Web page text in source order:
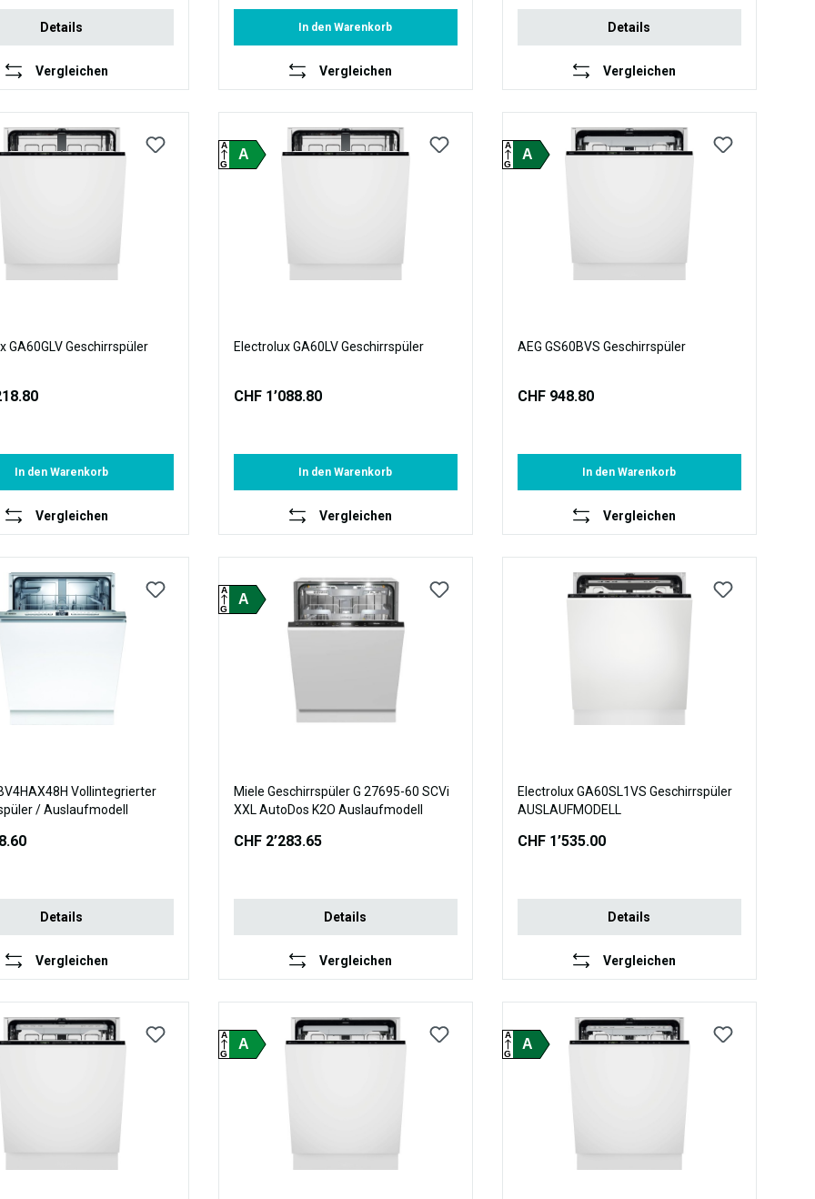
Details
Vergleichen
In den Warenkorb
Vergleichen
Details
Vergleichen
GA60GLV Geschirrspüler
In den Warenkorb
Vergleichen
A
A
G
Electrolux GA60LV Geschirrspüler
CHF 1’088.80
In den Warenkorb
Vergleichen
A
A
G
AEG GS60BVS Geschirrspüler
CHF 948.80
In den Warenkorb
Vergleichen
Vollintegrierter
Geschirrspüler / Auslaufmodell
Details
Vergleichen
A
A
G
Miele Geschirrspüler G 27695-60 SCVi
XXL AutoDos K2O Auslaufmodell
CHF 2’283.65
Details
Vergleichen
Electrolux GA60SL1VS Geschirrspüler
AUSLAUFMODELL
CHF 1’535.00
Details
Vergleichen
A
A
G
A
A
G